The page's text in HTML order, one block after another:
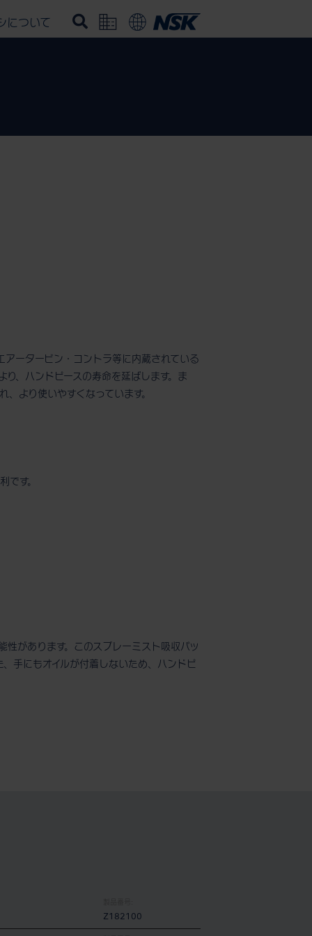
について
アータービン・コントラ等に内蔵されている
、ハンドピースの寿命を延ばします。ま
より使いやすくなっています。
です。
性があります。このスプレーミスト吸収パッ
手にもオイルが付着しないため、ハンドピ
Z182100